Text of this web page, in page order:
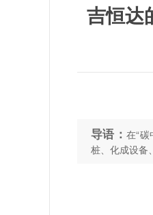
吉恒达
导语： 在“
桩、化成设备